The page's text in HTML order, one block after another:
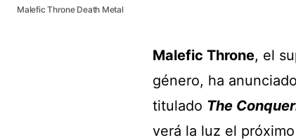
Malefic Throne Death Metal
Malefic Throne, el
género, ha
titulado The
verá la luz el próximo